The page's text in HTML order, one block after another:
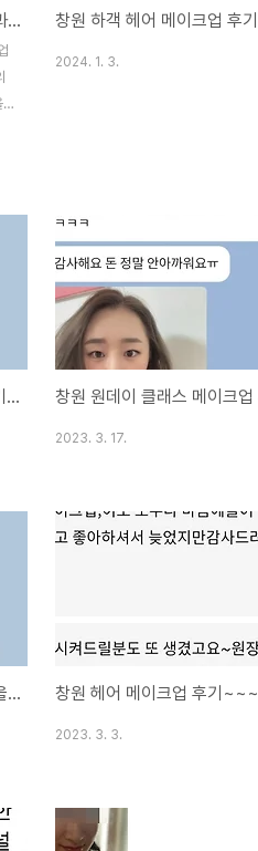
창원 연주회 헤어 메이크업 예쁨과 행복을 다~담아볼까요?
2024. 1. 3.
창원 메이크업 레슨 3회 수강 후기입니다.
2023. 3. 17.
창원 금융권 면접 메이크업 합격을 축하드립니다!! 창원 헤어 메이크업 후기~~~
2023. 3. 3.